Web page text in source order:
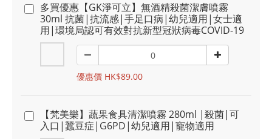
多買優惠【GK淨可立】無酒精殺菌潔膚噴霧
30ml 抗菌|抗流感|手足口病|幼兒適用|女士適
用|環境局認可有效對抗新型冠狀病毒COVID-19
優惠價 HK$89.00
【梵美樂】蔬果食具清潔噴霧 280ml |殺菌|可
入口|蠶豆症|G6PD|幼兒適用|寵物適用